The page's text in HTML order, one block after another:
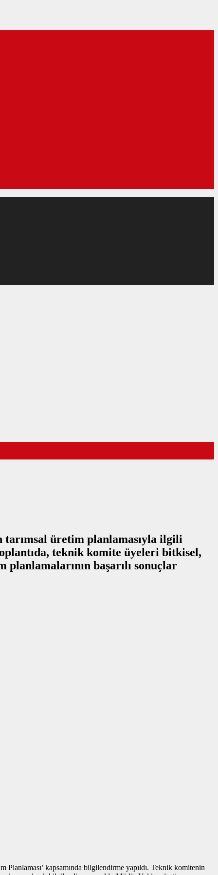
tarımsal üretim planlamasıyla ilgili
teknik komite üyeleri bitkisel,
başarılı sonuçlar
kapsamında bilgilendirme yapıldı. Teknik komitenin